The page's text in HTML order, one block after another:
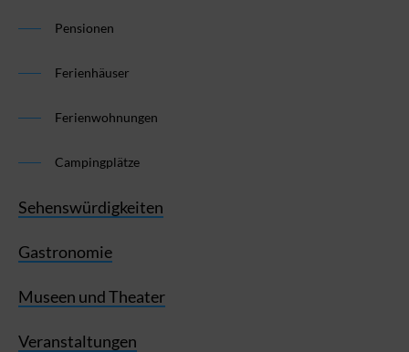
Pensionen
Ferienhäuser
Ferienwohnungen
Campingplätze
Sehenswürdigkeiten
Gastronomie
Museen und Theater
Veranstaltungen